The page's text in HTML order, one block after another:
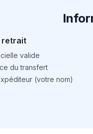
retrait
valide
du transfert
(votre nom)